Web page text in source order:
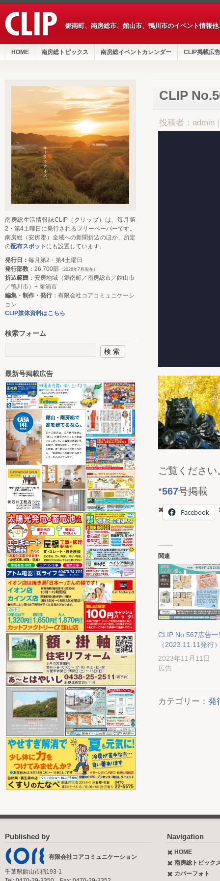
鋸南町、南房総市、館山市、鴨川市のイベント情報
HOME 南房総トピックス 南房総イベントカレンダー CLIP掲載広告
CLIP
投稿者：admin
ご覧くださ
*567号掲載
Facebook
関連
CLIP No.567広告一
（2023.11.11発行
2023年11月11日
広告
カテゴリー： 発
南房総生活情報誌CLIP（クリップ）は、毎月第
2・第4土曜日に発行されるフリーペーパーです。
南房総（安房郡）全域への新聞折込のほか、所定
の配布スポット にも設置しています。
発行日： 毎月第2・第4土曜日
発行部数 ：26,700部 （2026年7月現在）
折込範囲 ：安房地域（鋸南町／南房総市／館山市
／鴨川市）+ 勝浦市
編集・制作・発行：有限会社コアコミュニケーシ
ョン
CLIP媒体資料はこちら
検索フォーム
最新号掲載広告
Published by
有限会社コアコミュニケーション
千葉県館山市稲193-1
Navigation
HOME
南房総トピック
カバーフォト